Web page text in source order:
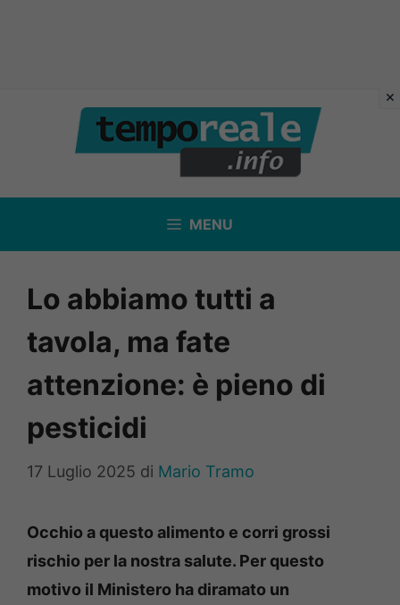
contenuto
MENU
Lo abbiamo tutti a
tavola, ma fate
attenzione: è pieno di
pesticidi
17 Luglio 2025 di Mario Tramo
Occhio a questo alimento e corri grossi
rischio per la nostra salute. Per questo
motivo il Ministero ha diramato un